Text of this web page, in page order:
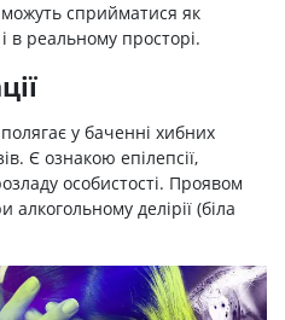
сприйматися як
в реальному просторі.
у баченні хибних
Є ознакою епілепсії,
особистості. Проявом
алкогольному делірії (біла